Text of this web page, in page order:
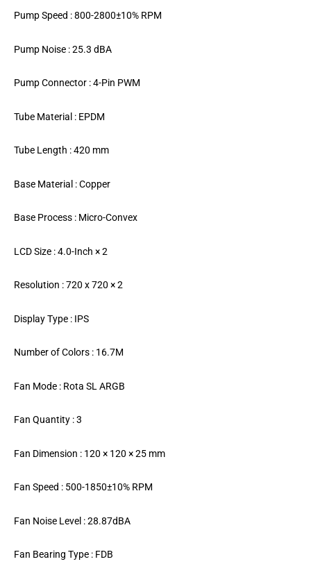
Pump Speed : 800-2800±10% RPM
Pump Noise : 25.3 dBA
Pump Connector : 4-Pin PWM
Tube Material : EPDM
Tube Length : 420 mm
Base Material : Copper
Base Process : Micro-Convex
LCD Size : 4.0-Inch × 2
Resolution : 720 x 720 × 2
Display Type : IPS
Number of Colors : 16.7M
Fan Mode : Rota SL ARGB
Fan Quantity : 3
Fan Dimension : 120 × 120 × 25 mm
Fan Speed : 500-1850±10% RPM
Fan Noise Level : 28.87dBA
Fan Bearing Type : FDB